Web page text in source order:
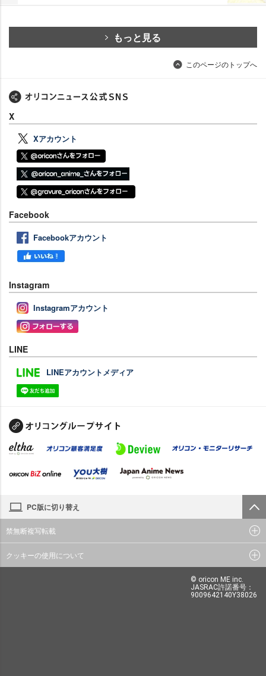
もっと見る
このページのトップへ
X
Xアカウント
Facebook
Facebookアカウント
Instagram
Instagramアカウント
LINE
LINEアカウントメディア
PC版に切り替え
禁無断複写転載
クッキーの使用について
© oricon ME inc.
JASRAC許諾番号：
9009642140Y38026